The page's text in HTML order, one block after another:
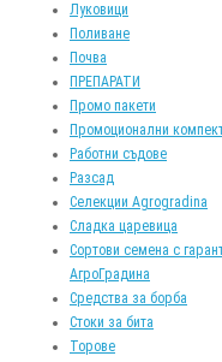
Луковици
Поливане
Почва
ПРЕПАРАТИ
Промо пакети
Промоционални
Работни съдове
Разсад
Селекции Agrogradina
Сладка царевица
Сортови семена с
АгроГрадина
Средства за борба
Стоки за бита
Торове